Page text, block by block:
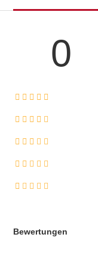
Bewertungen
0